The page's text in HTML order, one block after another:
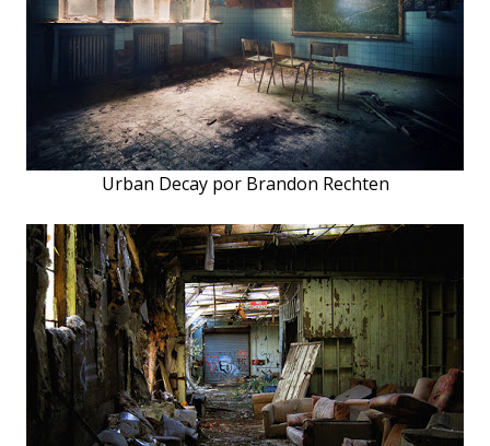
Urban Decay por Brandon Rechten